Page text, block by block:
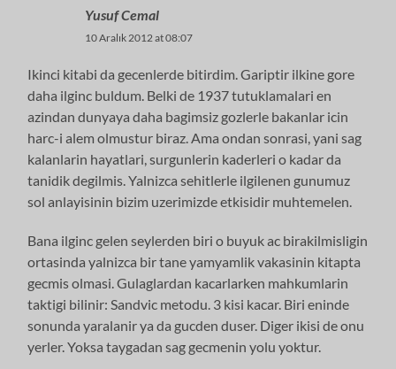
Yusuf Cemal
10 Aralık 2012 at 08:07
Ikinci kitabi da gecenlerde bitirdim. Gariptir ilkine gore
daha ilginc buldum. Belki de 1937 tutuklamalari en
azindan dunyaya daha bagimsiz gozlerle bakanlar icin
harc-i alem olmustur biraz. Ama ondan sonrasi, yani sag
kalanlarin hayatlari, surgunlerin kaderleri o kadar da
tanidik degilmis. Yalnizca sehitlerle ilgilenen gunumuz
sol anlayisinin bizim uzerimizde etkisidir muhtemelen.
Bana ilginc gelen seylerden biri o buyuk ac birakilmisligin
ortasinda yalnizca bir tane yamyamlik vakasinin kitapta
gecmis olmasi. Gulaglardan kacarlarken mahkumlarin
taktigi bilinir: Sandvic metodu. 3 kisi kacar. Biri eninde
sonunda yaralanir ya da gucden duser. Diger ikisi de onu
yerler. Yoksa taygadan sag gecmenin yolu yoktur.